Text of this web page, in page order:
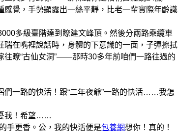
覺，手勢顯露出一絲平靜，比老一輩實際年齡識
多級臺階達到瞭建文峰頂。然後分兩路乘纜車
在嘴裡說話時，身體的下意識的一面，子彈擦拭
往瞭“古仙女洞”——那時30多年前咱們一路往過的
一路的快活！跟“二年夜爺”一路的快活……我怎
我！希望……
手更香。公，我的快活便是包養網想你！真的！